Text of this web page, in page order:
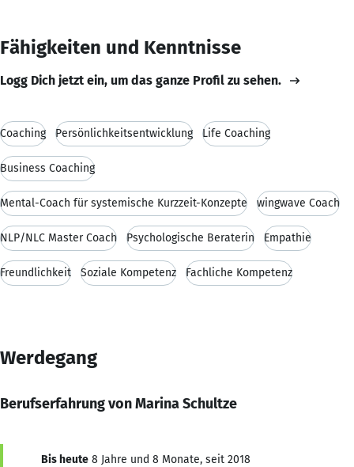
Fähigkeiten und Kenntnisse
Logg Dich jetzt ein, um das ganze Profil zu sehen.
Coaching Persönlichkeitsentwicklung Life Coaching
Business Coaching
Mental-Coach für systemische Kurzzeit-Konzepte wingwave Coach
NLP/NLC Master Coach Psychologische Beraterin Empathie
Freundlichkeit Soziale Kompetenz Fachliche Kompetenz
Werdegang
Berufserfahrung von Marina Schultze
Bis heute 8 Jahre und 8 Monate, seit 2018